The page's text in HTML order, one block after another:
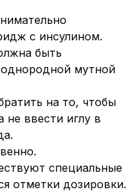
с инсулином.
быть
мутной
на то, чтобы
не ввести иглу в
специальные
отметки дозировки.